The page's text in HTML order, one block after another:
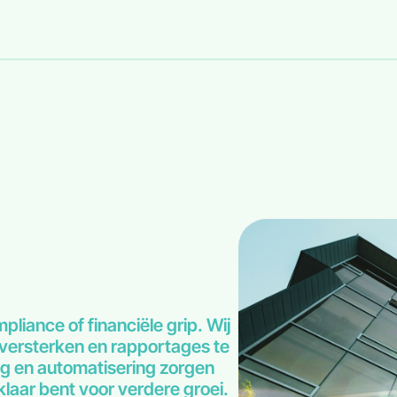
of financiële grip. Wij
en rapportages te
en automatisering zorgen
bent voor verdere groei.